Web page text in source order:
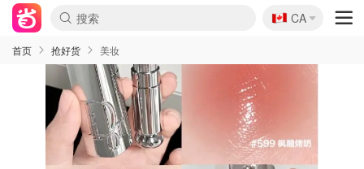
🇨🇦
CA
首页 抢好货 美妆